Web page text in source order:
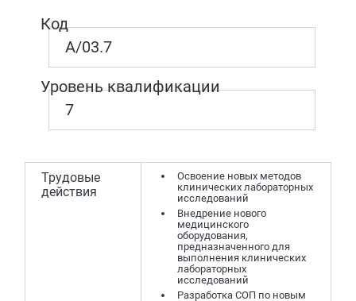
Код
A/03.7
Уровень квалификации
7
Трудовые
действия
Освоение новых методов
клинических лабораторных
исследований
Внедрение нового
медицинского
оборудования,
предназначенного для
выполнения клинических
лабораторных
исследований
Разработка СОП по новым